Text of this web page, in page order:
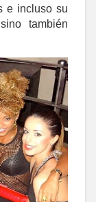
e incluso su
también